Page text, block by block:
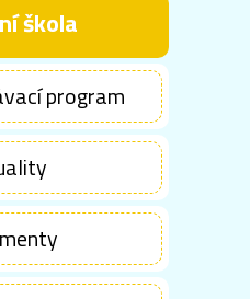
škola
program